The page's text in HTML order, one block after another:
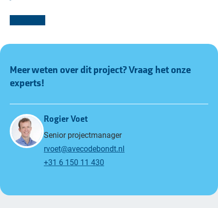
Meer weten over dit project? Vraag het onze
experts!
Rogier Voet
Senior projectmanager
rvoet@avecodebondt.nl
+31 6 150 11 430